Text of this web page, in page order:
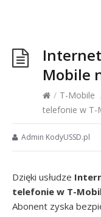
Mobile
/ T-Mobile
telefonie w T-
Admin KodyUSSD.pl
Dzięki usłudze
telefonie w T-
Abonent zyska